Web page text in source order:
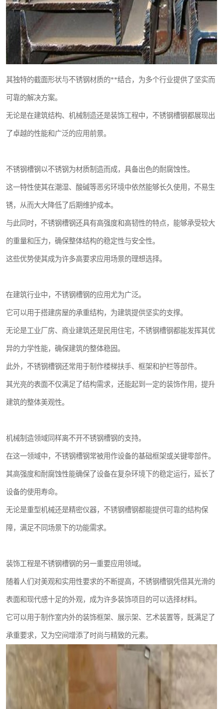
其独特的截面形状与不锈钢材质的**结合，为多个行业提供了坚实而
可靠的解决方案。
无论是在建筑结构、机械制造还是装饰工程中，不锈钢槽钢都展现出
了卓越的性能和广泛的应用前景。
不锈钢槽钢以不锈钢为材质制造而成，具备出色的耐腐蚀性。
这一特性使其在潮湿、酸碱等恶劣环境中依然能够长久使用，不易生
锈，从而大大降低了后期维护成本。
与此同时，不锈钢槽钢还具有高强度和高韧性的特点，能够承受较大
的重量和压力，确保整体结构的稳定性与安全性。
这些优势使其成为许多高要求应用场景的理想选择。
在建筑行业中，不锈钢槽钢的应用尤为广泛。
它可以用于搭建房屋的承重结构，为建筑提供坚实的支撑。
无论是工业厂房、商业建筑还是民用住宅，不锈钢槽钢都能发挥其优
异的力学性能，确保建筑的整体稳固。
此外，不锈钢槽钢还常用于制作楼梯扶手、框架和护栏等部件。
其光亮的表面不仅满足了结构需求，还能起到一定的装饰作用，提升
建筑的整体美观性。
机械制造领域同样离不开不锈钢槽钢的支持。
在这一领域中，不锈钢槽钢常被用作设备的基础框架或关键零部件。
其高强度和耐腐蚀性能确保了设备在复杂环境下的稳定运行，延长了
设备的使用寿命。
无论是重型机械还是精密仪器，不锈钢槽钢都能提供可靠的结构保
障，满足不同场景下的功能需求。
装饰工程是不锈钢槽钢的另一重要应用领域。
随着人们对美观和实用性要求的不断提高，不锈钢槽钢凭借其光滑的
表面和现代感十足的外观，成为许多装饰项目的可以选择材料。
它可以用于制作室内外的装饰框架、展示架、艺术装置等，既满足了
承重要求，又为空间增添了时尚与精致的元素。